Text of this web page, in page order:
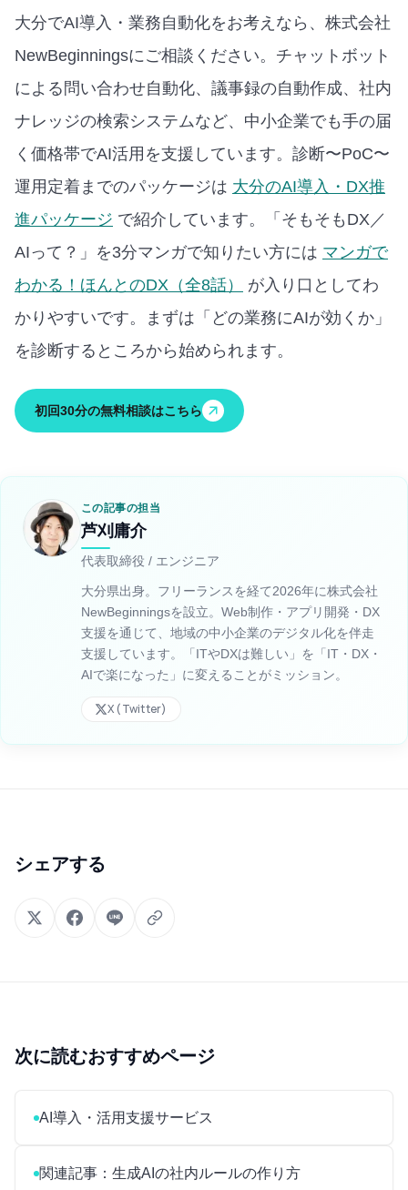
大分でAI導入・業務自動化をお考えなら、株式会社
NewBeginningsにご相談ください。チャットボット
による問い合わせ自動化、議事録の自動作成、社内
ナレッジの検索システムなど、中小企業でも手の届
く価格帯でAI活用を支援しています。 診断〜PoC〜
運用定着までのパッケージは 大分のAI導入・DX推
進パッケージ で紹介しています。
「そもそもDX／
AIって？」を3分マンガで知りたい方には マンガで
わかる！ほんとのDX（全8話）
が入り口としてわ
かりやすいです。
まずは「どの業務にAIが効くか」
を診断するところから始められます。
初回30分の無料相談はこちら
この記事の担当
芦刈庸介
代表取締役 / エンジニア
大分県出身。フリーランスを経て2026年に株式会社
NewBeginningsを設立。Web制作・アプリ開発・DX
支援を通じて、地域の中小企業のデジタル化を伴走
支援しています。「ITやDXは難しい」を「IT・DX・
AIで楽になった」に変えることがミッション。
X (Twitter)
シェアする
次に読むおすすめページ
AI導入・活用支援サービス
関連記事：生成AIの社内ルールの作り方